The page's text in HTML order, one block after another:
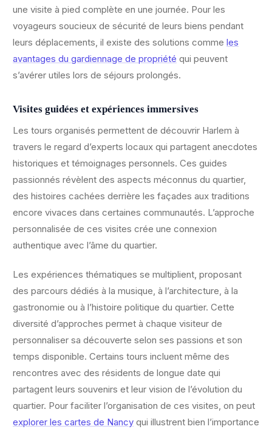
une visite à pied complète en une journée. Pour les
voyageurs soucieux de sécurité de leurs biens pendant
leurs déplacements, il existe des solutions comme les
avantages du gardiennage de propriété qui peuvent
s’avérer utiles lors de séjours prolongés.
Visites guidées et expériences immersives
Les tours organisés permettent de découvrir Harlem à
travers le regard d’experts locaux qui partagent anecdotes
historiques et témoignages personnels. Ces guides
passionnés révèlent des aspects méconnus du quartier,
des histoires cachées derrière les façades aux traditions
encore vivaces dans certaines communautés. L’approche
personnalisée de ces visites crée une connexion
authentique avec l’âme du quartier.
Les expériences thématiques se multiplient, proposant
des parcours dédiés à la musique, à l’architecture, à la
gastronomie ou à l’histoire politique du quartier. Cette
diversité d’approches permet à chaque visiteur de
personnaliser sa découverte selon ses passions et son
temps disponible. Certains tours incluent même des
rencontres avec des résidents de longue date qui
partagent leurs souvenirs et leur vision de l’évolution du
quartier. Pour faciliter l’organisation de ces visites, on peut
explorer les cartes de Nancy qui illustrent bien l’importance